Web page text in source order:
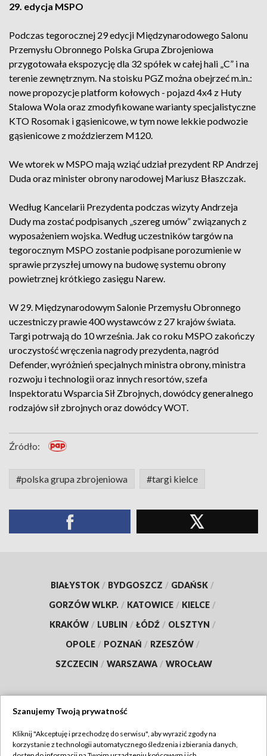
29. edycja MSPO
Podczas tegorocznej 29 edycji Międzynarodowego Salonu
Przemysłu Obronnego Polska Grupa Zbrojeniowa
przygotowała ekspozycję dla 32 spółek w całej hali „C” i na
terenie zewnętrznym. Na stoisku PGZ można obejrzeć m.in.:
nowe propozycje platform kołowych - pojazd 4x4 z Huty
Stalowa Wola oraz zmodyfikowane warianty specjalistyczne
KTO Rosomak i gąsienicowe, w tym nowe lekkie podwozie
gąsienicowe z moździerzem M120.
We wtorek w MSPO mają wziąć udział prezydent RP Andrzej
Duda oraz minister obrony narodowej Mariusz Błaszczak.
Według Kancelarii Prezydenta podczas wizyty Andrzeja
Dudy ma zostać podpisanych „szereg umów” związanych z
wyposażeniem wojska. Według uczestników targów na
tegorocznym MSPO zostanie podpisane porozumienie w
sprawie przyszłej umowy na budowę systemu obrony
powietrznej krótkiego zasięgu Narew.
W 29. Międzynarodowym Salonie Przemysłu Obronnego
uczestniczy prawie 400 wystawców z 27 krajów świata.
Targi potrwają do 10 września. Jak co roku MSPO zakończy
uroczystość wręczenia nagrody prezydenta, nagród
Defender, wyróżnień specjalnych ministra obrony, ministra
rozwoju i technologii oraz innych resortów, szefa
Inspektoratu Wsparcia Sił Zbrojnych, dowódcy generalnego
rodzajów sił zbrojnych oraz dowódcy WOT.
Źródło:
#polska grupa zbrojeniowa #targi kielce
BIAŁYSTOK / BYDGOSZCZ / GDAŃSK /
GORZÓW WLKP. / KATOWICE / KIELCE /
KRAKÓW / LUBLIN / ŁÓDŹ / OLSZTYN /
OPOLE / POZNAŃ / RZESZÓW /
SZCZECIN / WARSZAWA / WROCŁAW
TVP
Szanujemy Twoją prywatność
Kliknij "Akceptuję i przechodzę do serwisu", aby wyrazić zgody na
korzystanie z technologii automatycznego śledzenia i zbierania danych,